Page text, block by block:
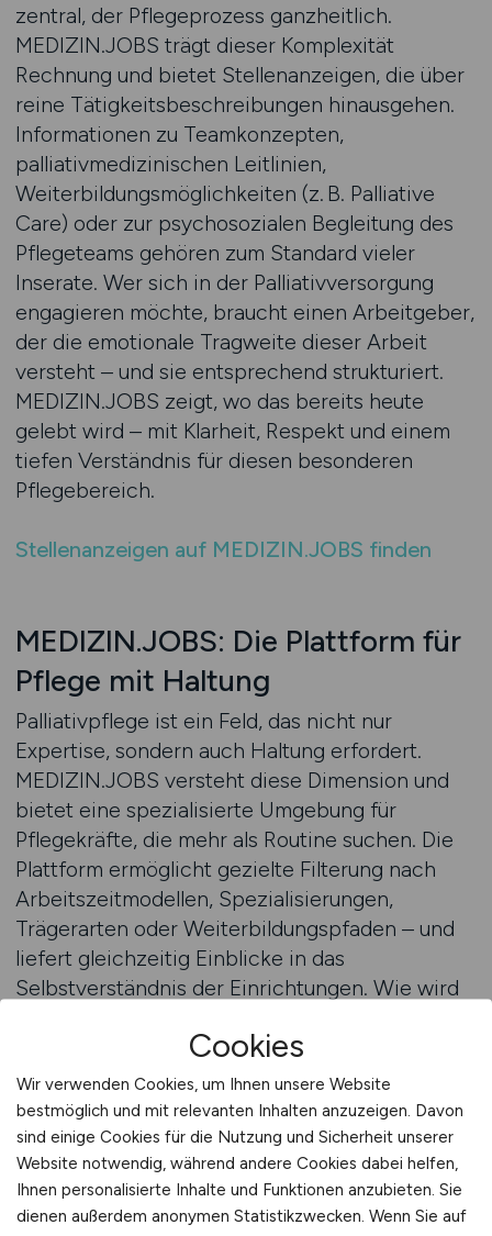
zentral, der Pflegeprozess ganzheitlich.
MEDIZIN.JOBS trägt dieser Komplexität
Rechnung und bietet Stellenanzeigen, die über
reine Tätigkeitsbeschreibungen hinausgehen.
Informationen zu Teamkonzepten,
palliativmedizinischen Leitlinien,
Weiterbildungsmöglichkeiten (z. B. Palliative
Care) oder zur psychosozialen Begleitung des
Pflegeteams gehören zum Standard vieler
Inserate. Wer sich in der Palliativversorgung
engagieren möchte, braucht einen Arbeitgeber,
der die emotionale Tragweite dieser Arbeit
versteht – und sie entsprechend strukturiert.
MEDIZIN.JOBS zeigt, wo das bereits heute
gelebt wird – mit Klarheit, Respekt und einem
tiefen Verständnis für diesen besonderen
Pflegebereich.
Stellenanzeigen auf MEDIZIN.JOBS finden
MEDIZIN.JOBS: Die Plattform für
Pflege mit Haltung
Palliativpflege ist ein Feld, das nicht nur
Expertise, sondern auch Haltung erfordert.
MEDIZIN.JOBS versteht diese Dimension und
bietet eine spezialisierte Umgebung für
Pflegekräfte, die mehr als Routine suchen. Die
Plattform ermöglicht gezielte Filterung nach
Arbeitszeitmodellen, Spezialisierungen,
Trägerarten oder Weiterbildungspfaden – und
liefert gleichzeitig Einblicke in das
Selbstverständnis der Einrichtungen. Wie wird
spirituelle Angebote? Wie sind Teams
organisiert? Werden Angehörige eingebunden?
Pflegekräfte erhalten so einen Eindruck vom
kulturellen und pflegeethischen Profil des
Arbeitgebers. Für viele ist das entscheidend:
nicht nur zu wissen, wo man arbeitet – sondern
auch, wie. MEDIZIN.JOBS verbindet
Cookies
Wir verwenden Cookies, um Ihnen unsere Website
bestmöglich und mit relevanten Inhalten anzuzeigen. Davon
sind einige Cookies für die Nutzung und Sicherheit unserer
Website notwendig, während andere Cookies dabei helfen,
Ihnen personalisierte Inhalte und Funktionen anzubieten. Sie
dienen außerdem anonymen Statistikzwecken. Wenn Sie auf